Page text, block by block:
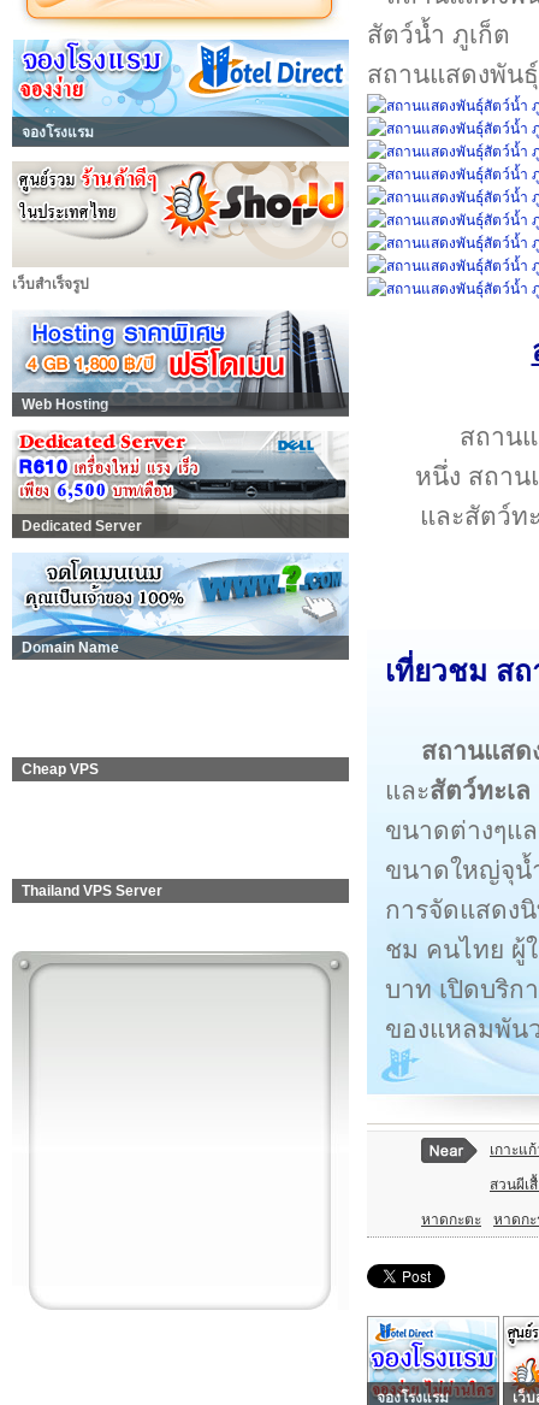
จองโรงแรม
เว็บสำเร็จรูป
Web Hosting
Dedicated Server
Domain Name
Cheap VPS
Thailand VPS Server
สถานแสดงพัน
สถาน
หนึ่ง สถาน
และสัตว์ท
เที่ยวชม ส
สถานแสด
และสัตว์ทะเล
ขนาดต่างๆแ
ขนาดใหญ่จุน้
การจัดแสดง
ชม คนไทย ผู้
บาท เปิดบริก
ของแหลมพัน
เกาะแ
สวนผีเ
หาดกะตะ หาดกะ
จองโรงแรม เว็